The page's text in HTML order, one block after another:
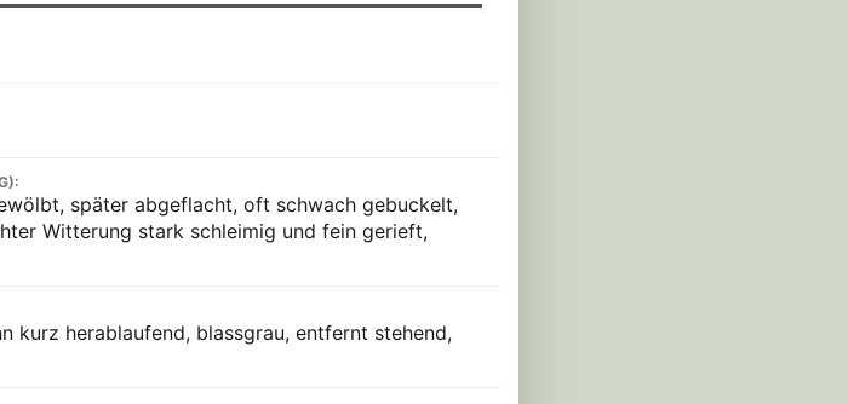
später abgeflacht, oft schwach gebuckelt,
Witterung stark schleimig und fein gerieft,
kurz herablaufend, blassgrau, entfernt stehend,